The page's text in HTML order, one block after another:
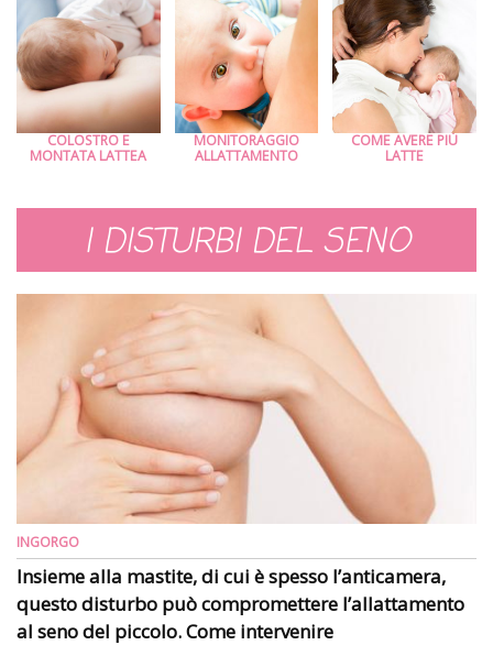
COLOSTRO E
MONTATA LATTEA
MONITORAGGIO
ALLATTAMENTO
COME AVERE PIÙ
LATTE
I DISTURBI DEL SENO
INGORGO
Insieme alla mastite, di cui è spesso l’anticamera,
questo disturbo può compromettere l’allattamento
al seno del piccolo. Come intervenire